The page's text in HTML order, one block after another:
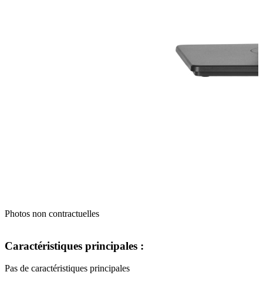
Photos non contractuelles
Caractéristiques principales :
Pas de caractéristiques principales